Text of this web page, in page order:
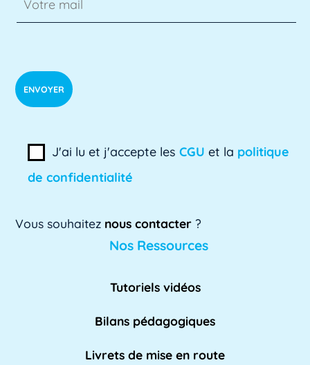
ADSI
l'informatique [...]
ADSI-ESR est l'acronyme de l'Association
professionnelle des directeurs des systèmes
[...]Lire plus »
nationale pour [...]Lire plus »
J'ai lu et j'accepte lesCGU et la politique
de confidentialité
Vous souhaitez nous contacter ?
Nos Ressources
Tutoriels vidéos
Bilans pédagogiques
Livrets de mise en route